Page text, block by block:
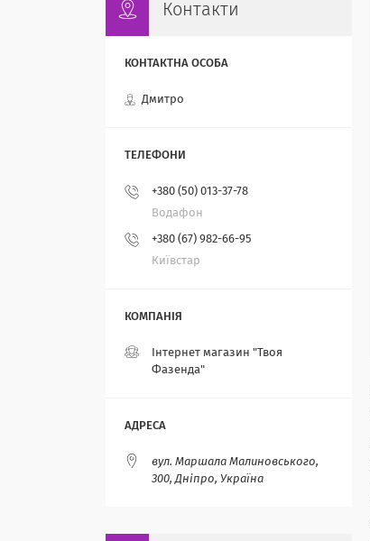
Контакти
Дмитро
+380 (50) 013-37-78
Водафон
+380 (67) 982-66-95
Київстар
Інтернет магазин "Твоя
Фазенда"
вул. Маршала Малиновського,
300, Дніпро, Україна